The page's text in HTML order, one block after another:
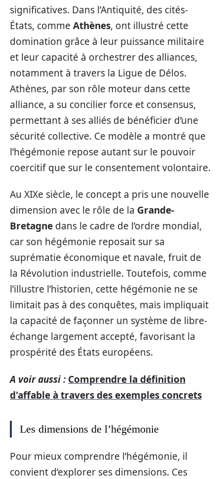
significatives. Dans l’Antiquité, des cités-
États, comme Athènes, ont illustré cette
domination grâce à leur puissance militaire
et leur capacité à orchestrer des alliances,
notamment à travers la Ligue de Délos.
Athènes, par son rôle moteur dans cette
alliance, a su concilier force et consensus,
permettant à ses alliés de bénéficier d’une
sécurité collective. Ce modèle a montré que
l’hégémonie repose autant sur le pouvoir
coercitif que sur le consentement volontaire.
Au XIXe siècle, le concept a pris une nouvelle
dimension avec le rôle de la Grande-
Bretagne dans le cadre de l’ordre mondial,
car son hégémonie reposait sur sa
suprématie économique et navale, fruit de
la Révolution industrielle. Toutefois, comme
l’illustre l’historien, cette hégémonie ne se
limitait pas à des conquêtes, mais impliquait
la capacité de façonner un système de libre-
échange largement accepté, favorisant la
prospérité des États européens.
A voir aussi : Comprendre la définition
d'affable à travers des exemples concrets
Les dimensions de l’hégémonie
Pour mieux comprendre l’hégémonie, il
convient d’explorer ses dimensions. Ces